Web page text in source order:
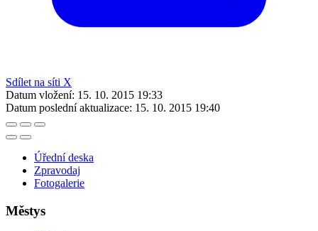
Sdílet na síti X
Datum vložení: 15. 10. 2015 19:33
Datum poslední aktualizace: 15. 10. 2015 19:40
Úřední deska
Zpravodaj
Fotogalerie
Městys